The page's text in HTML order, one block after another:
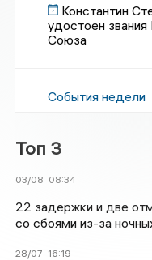
Константин
удостоен
Союза
События недели
Топ 3
03/08 08:34
22 задержки и две
со сбоями из-за
28/07 16:19